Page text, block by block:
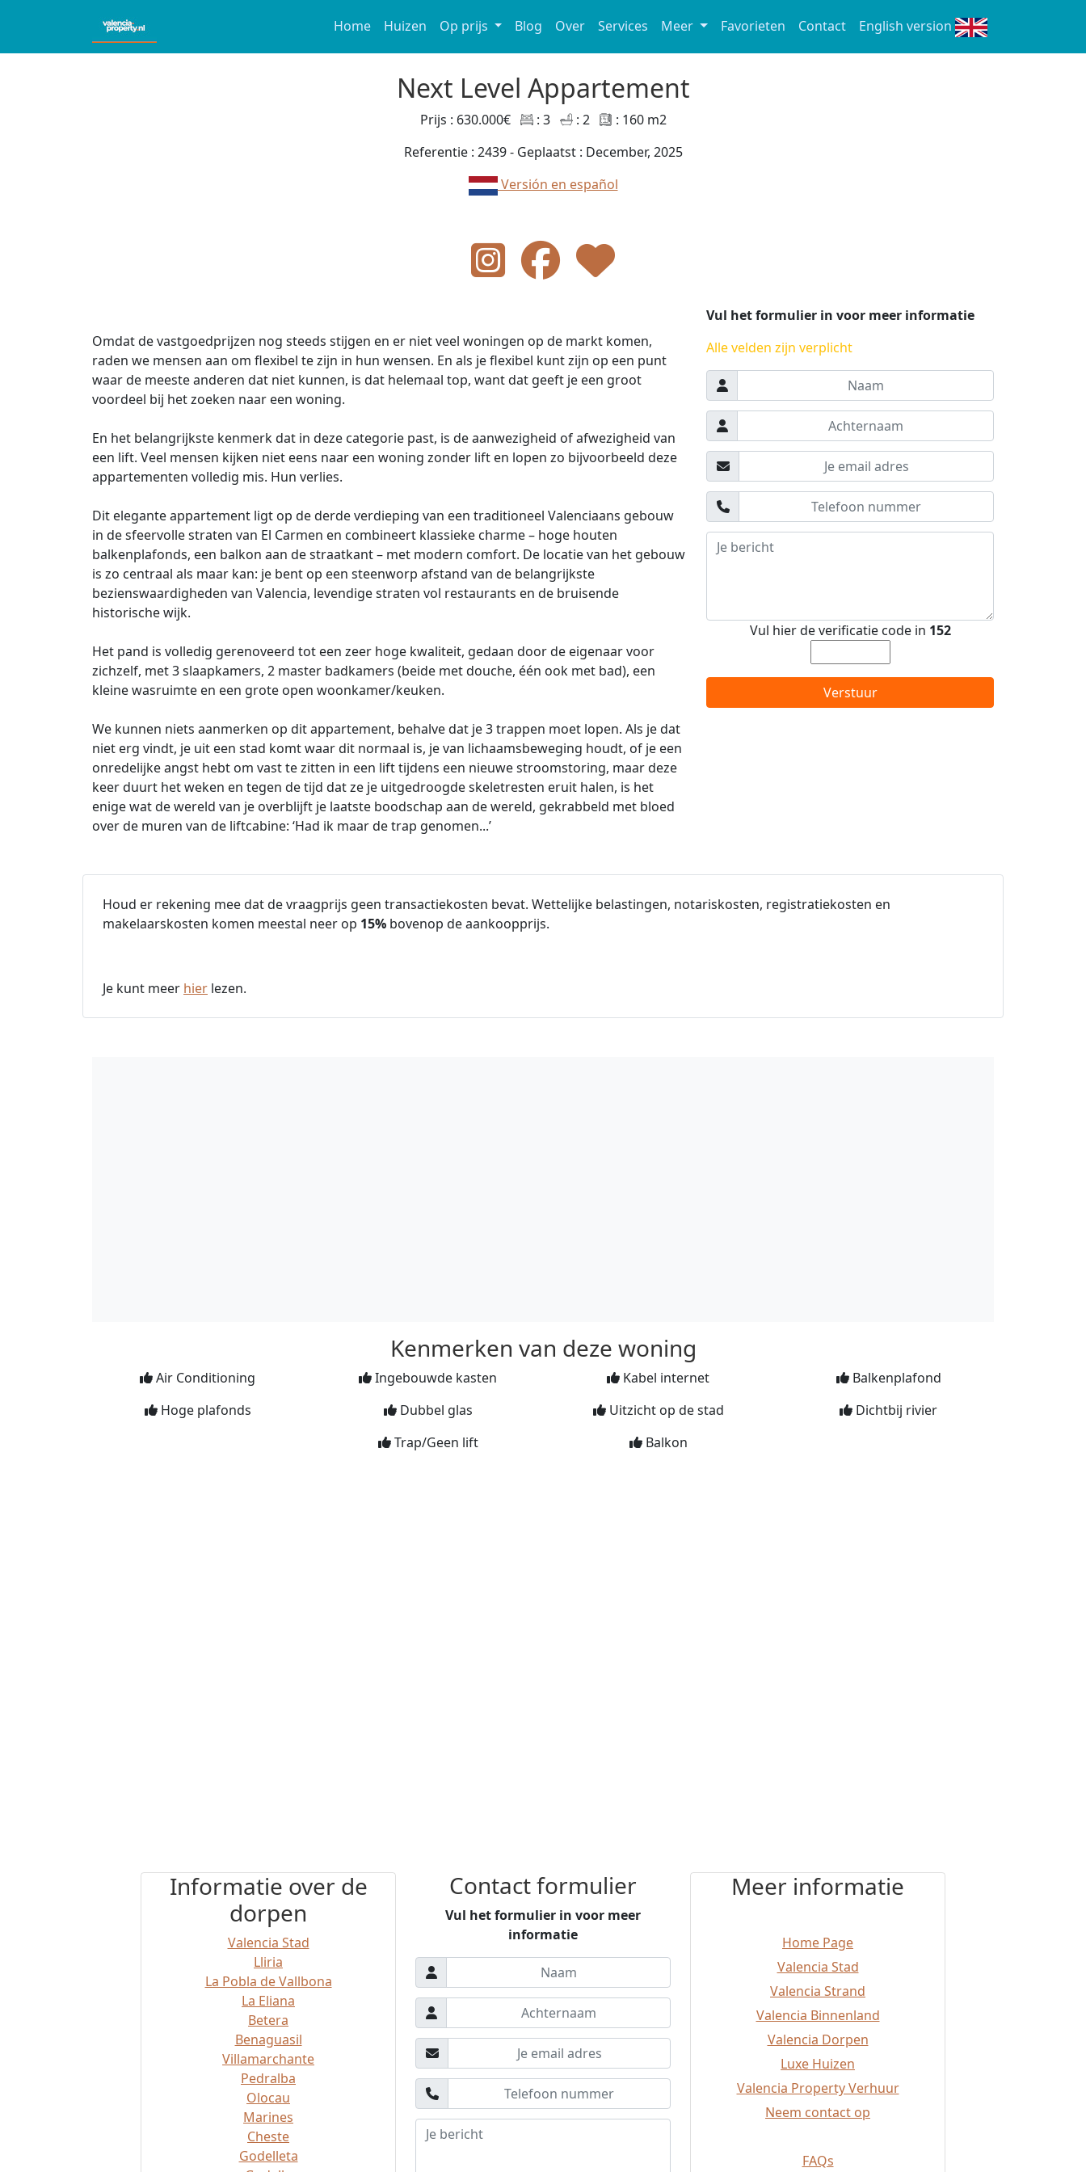
Home Huizen Op prijs Blog Over Services Meer Favorieten Contact English version
Next Level Appartement
Prijs : 630.000€ : 3 : 2
: 160 m2
Referentie : 2439 - Geplaatst : December, 2025
Versión en español
Omdat de vastgoedprijzen nog steeds stijgen en er niet veel woningen op de markt komen,
raden we mensen aan om flexibel te zijn in hun wensen. En als je flexibel kunt zijn op een punt
waar de meeste anderen dat niet kunnen, is dat helemaal top, want dat geeft je een groot
voordeel bij het zoeken naar een woning.
En het belangrijkste kenmerk dat in deze categorie past, is de aanwezigheid of afwezigheid van
een lift. Veel mensen kijken niet eens naar een woning zonder lift en lopen zo bijvoorbeeld deze
appartementen volledig mis. Hun verlies.
Dit elegante appartement ligt op de derde verdieping van een traditioneel Valenciaans gebouw
in de sfeervolle straten van El Carmen en combineert klassieke charme – hoge houten
balkenplafonds, een balkon aan de straatkant – met modern comfort. De locatie van het gebouw
is zo centraal als maar kan: je bent op een steenworp afstand van de belangrijkste
bezienswaardigheden van Valencia, levendige straten vol restaurants en de bruisende
historische wijk.
Het pand is volledig gerenoveerd tot een zeer hoge kwaliteit, gedaan door de eigenaar voor
zichzelf, met 3 slaapkamers, 2 master badkamers (beide met douche, één ook met bad), een
kleine wasruimte en een grote open woonkamer/keuken.
We kunnen niets aanmerken op dit appartement, behalve dat je 3 trappen moet lopen. Als je dat
niet erg vindt, je uit een stad komt waar dit normaal is, je van lichaamsbeweging houdt, of je een
onredelijke angst hebt om vast te zitten in een lift tijdens een nieuwe stroomstoring, maar deze
keer duurt het weken en tegen de tijd dat ze je uitgedroogde skeletresten eruit halen, is het
enige wat de wereld van je overblijft je laatste boodschap aan de wereld, gekrabbeld met bloed
over de muren van de liftcabine: ‘Had ik maar de trap genomen...’
Vul het formulier in voor meer informatie
Alle velden zijn verplicht
Vul hier de verificatie code in 152
Verstuur
Houd er rekening mee dat de vraagprijs geen transactiekosten bevat. Wettelijke belastingen, notariskosten, registratiekosten en
makelaarskosten komen meestal neer op 15% bovenop de aankoopprijs.
Je kunt meer hier lezen.
Kenmerken van deze woning
Air Conditioning Ingebouwde kasten Kabel internet
Balkenplafond
Hoge plafonds
Dubbel glas Uitzicht op de stad
Dichtbij rivier
Trap/Geen lift
Balkon
Informatie over de
dorpen
Valencia Stad
Lliria
La Pobla de Vallbona
La Eliana
Betera
Benaguasil
Villamarchante
Pedralba
Olocau
Marines
Cheste
Godelleta
Contact formulier
Vul het formulier in voor meer
informatie
Meer informatie
Home Page
Valencia Stad
Valencia Strand
Valencia Binnenland
Valencia Dorpen
Luxe Huizen
Valencia Property Verhuur
Neem contact op
FAQs